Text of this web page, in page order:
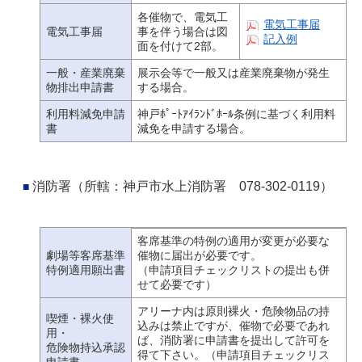
電気工事届
各催物で、電気工
事を伴う場合は図
面を付けて2部。
電気工事届
記入例
一般・産業廃棄
物排出申請書
展示会等で一般又は産業廃棄物が発生
する場合。
利用料減免申請
書
神戸ﾎﾟｰﾄｱｲﾗﾝﾄﾞﾎｰﾙ条例に基づく利用料
減免を申請する場合。
消防署（所轄：神戸市水上消防署 078-302-0119）
劇場等客席基準
特例適用願出書
客席基準の特例の適用が変更が必要な
催物に届出が必要です。
（申請項目チェックリストの提出も併
せて必要です）
喫煙・裸火使
用・
危険物持込承認
アリーナ内は原則裸火・危険物品の持
込みは禁止ですが、催物で必要であれ
ば、消防署に申請書を提出して許可を
得て下さい。（申請項目チェックリス